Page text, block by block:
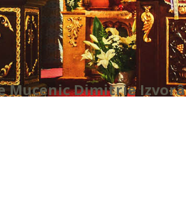
Mucenic Dimitrie